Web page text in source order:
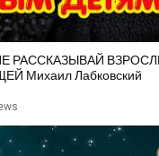
РАССКАЗЫВАЙ
ЭТИ 10 ВЕЩЕЙ Михаил Лабковский